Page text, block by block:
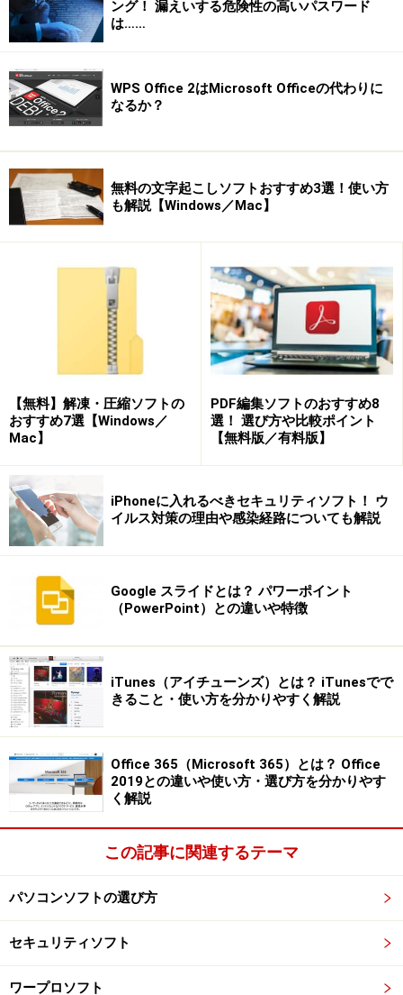
ンプレート印刷！）
《記事の目次》
★テンプレート選択
★文字を追加・移動とサイズ変更
★保存と印刷▼３ページ目⇒
◆ テンプレートで作成
（デスクトップにショートカットアイコンがあれば、Ｗ
クリックで起動します）
２.表示されたようこその画面で［コースでデザイン］を
クリック。
３.右側の一覧の中から、［暑中見舞い・残暑見舞い］を
クリックし、下の［次へ］ボタンをクリック。
４.［背景を使う］にチェックが入っていることを確認
し、［背景の選択］をクリック。
５.［背景の詳細設定］ダイアログボックスが表示されま
す。
［画像］をクリックし、［ファイル選択］をクリックし
ます。
ング！ 漏えいする危険性の高いパスワード
は……
WPS Office 2はMicrosoft Officeの代わりに
なるか？
無料の文字起こしソフトおすすめ3選！使い方
も解説【Windows／Mac】
【無料】解凍・圧縮ソフトの
おすすめ7選【Windows／
Mac】
PDF編集ソフトのおすすめ8
選！ 選び方や比較ポイント
【無料版／有料版】
iPhoneに入れるべきセキュリティソフト！ ウ
イルス対策の理由や感染経路についても解説
Google スライドとは？ パワーポイント
（PowerPoint）との違いや特徴
iTunes（アイチューンズ）とは？ iTunesでで
きること・使い方を分かりやすく解説
Office 365（Microsoft 365）とは？ Office
2019との違いや使い方・選び方を分かりやす
く解説
この記事に関連するテーマ
パソコンソフトの選び方
セキュリティソフト
ワープロソフト